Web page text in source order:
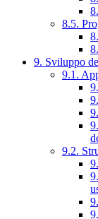
8.5.
9. Sviluppo
9.1.
9.2.